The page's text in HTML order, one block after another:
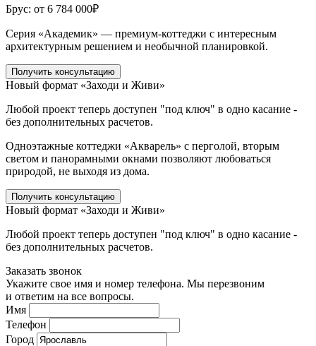
Брус: от 6 784 000₽
Серия «Академик» — премиум-коттеджи с интересным
архитектурным решением и необычной планировкой.
Получить консультацию
Новый формат «Заходи и Живи»
Любой проект теперь доступен "под ключ" в одно касание -
без дополнительных расчетов.
Одноэтажные коттеджи «Акварель» с перголой, вторым
светом и панорамными окнами позволяют любоваться
природой, не выходя из дома.
Получить консультацию
Новый формат «Заходи и Живи»
Любой проект теперь доступен "под ключ" в одно касание -
без дополнительных расчетов.
Заказать звонок
Укажите свое имя и номер телефона. Мы перезвоним
и ответим на все вопросы.
Имя
Телефон
Город